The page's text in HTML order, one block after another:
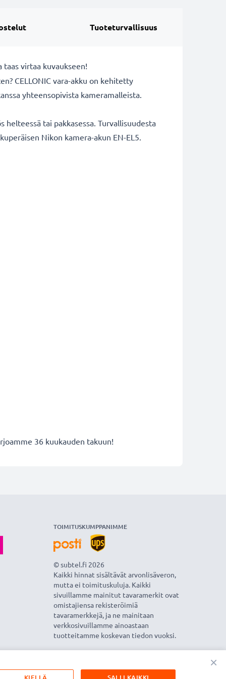
Tuoteturvallisuus
taas virtaa kuvaukseen!
CELLONIC vara-akku on kehitetty
yhteensopivista kameramalleista.
tai pakkasessa. Turvallisuudesta
Nikon kamera-akun EN-EL5.
36 kuukauden takuun!
TOIMITUSKUMPPANIMME
© subtel.fi 2026
Kaikki hinnat sisältävät arvonlisäveron,
mutta ei toimituskuluja. Kaikki
sivuillamme mainitut tavaramerkit ovat
omistajiensa rekisteröimiä
tavaramerkkejä, ja ne mainitaan
verkkosivuillamme ainoastaan
tuotteitamme koskevan tiedon vuoksi.
×